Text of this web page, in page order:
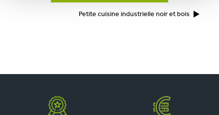
Petite cuisine industrielle noir et bois